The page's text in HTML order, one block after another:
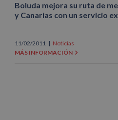
Boluda mejora su ruta de
y Canarias con un servicio
11/02/2011 | Noticias
MÁS INFORMACIÓN